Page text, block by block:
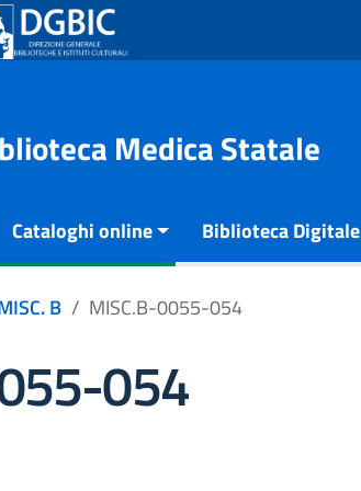
Medica Statale
Cataloghi online Biblioteca Digitale
B MISC.B-0055-054
054